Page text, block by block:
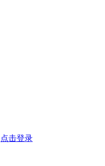
点击登录